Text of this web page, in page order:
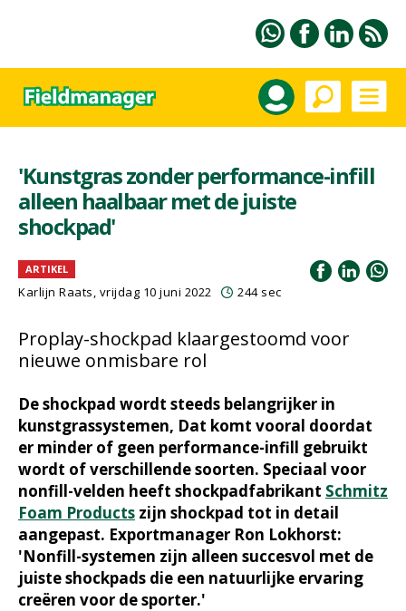
'Kunstgras zonder performance-infill
alleen haalbaar met de juiste
shockpad'
ARTIKEL
Karlijn Raats, vrijdag 10 juni 2022 244 sec
Proplay-shockpad klaargestoomd voor
nieuwe onmisbare rol
De shockpad wordt steeds belangrijker in
kunstgrassystemen, Dat komt vooral doordat
er minder of geen performance-infill gebruikt
wordt of verschillende soorten. Speciaal voor
nonfill-velden heeft shockpadfabrikant Schmitz
Foam Products zijn shockpad tot in detail
aangepast. Exportmanager Ron Lokhorst:
'Nonfill-systemen zijn alleen succesvol met de
juiste shockpads die een natuurlijke ervaring
creëren voor de sporter.'